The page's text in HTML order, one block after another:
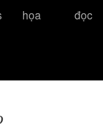
họa
đọc